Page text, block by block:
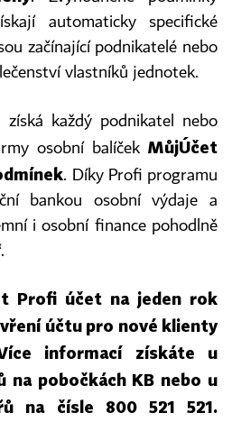
automaticky specifické
začínající podnikatelé nebo
vlastníků jednotek.
získá každý podnikatel nebo
osobní balíček MůjÚčet
. Díky Profi programu
bankou osobní výdaje a
i osobní finance pohodlně
Profi účet na jeden rok
účtu pro nové klienty
informací získáte u
na pobočkách KB nebo u
na čísle 800 521 521.